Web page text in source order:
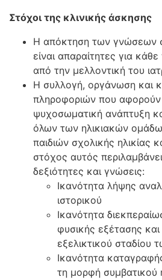
Στόχοι της κλινικής άσκησης
Η απόκτηση των γνώσεων
είναι απαραίτητες για
από την μελλοντική του
Η συλλογή, οργάνωση και
πληροφοριών που αφορούν
ψυχοσωματική ανάπτυξη
όλων των ηλικιακών
παιδιών σχολικής ηλικίας
στόχος αυτός
δεξιότητες και γνώσεις:
Ικανότητα λήψης
ιστορικού
Ικανότητα
φυσικής εξέτασης
εξελικτικού σταδίου
Ικανότητα
τη μορφή συμβατικού